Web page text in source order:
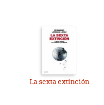
La sexta extinción